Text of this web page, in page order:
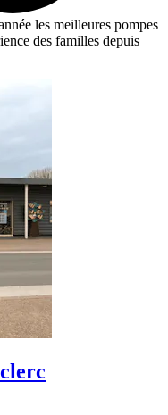
les meilleures pompes
des familles depuis